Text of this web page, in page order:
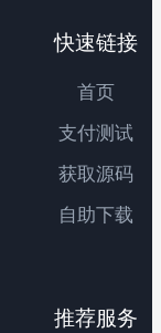
快速链接
首页
支付测试
获取源码
自助下载
推荐服务